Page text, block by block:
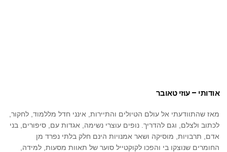
אודותי – עוזי טאובר
מאז שהתוודעתי אל עולם הטיולים והתיירות, אינני חדל מללמוד, לחקור,
לכתוב ולצלם, וגם להדריך. נופים עוצרי נשימה, אגדות עם, סיפורים, בני
אדם, תרבויות, מוסיקה ושאר אמנויות הינם חלק בלתי נפרד מן
החומרים שנוצקו בי והפכו לקוקטייל סוער של תאוות מסעות, למידה,